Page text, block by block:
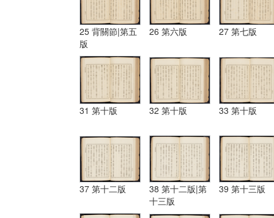
25 背關節|第五
版
26 第六版 27 第七版
31 第十版 32 第十版 33 第十版
37 第十二版
38 第十二版|第
十三版
39 第十三版